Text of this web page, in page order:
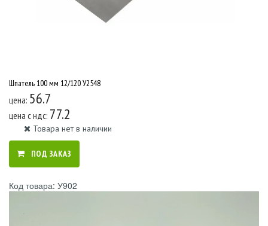
Шпатель 100 мм 12/120 У2548
цена: 56.7
цена c ндс: 77.2
Товара нет в наличии
ПОД ЗАКАЗ
Код товара: У902